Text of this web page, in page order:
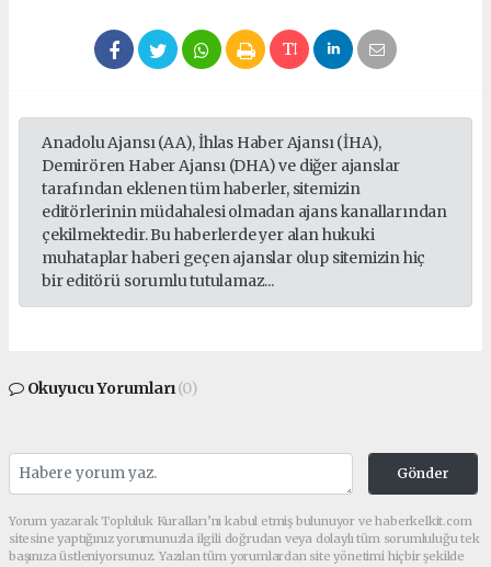
Anadolu Ajansı (AA), İhlas Haber Ajansı (İHA),
Demirören Haber Ajansı (DHA) ve diğer ajanslar
tarafından eklenen tüm haberler, sitemizin
editörlerinin müdahalesi olmadan ajans kanallarından
çekilmektedir. Bu haberlerde yer alan hukuki
muhataplar haberi geçen ajanslar olup sitemizin hiç
bir editörü sorumlu tutulamaz...
Okuyucu Yorumları(0)
Gönder
Yorum yazarak Topluluk Kuralları’nı kabul etmiş bulunuyor ve haberkelkit.com
sitesine yaptığınız yorumunuzla ilgili doğrudan veya dolaylı tüm sorumluluğu tek
başınıza üstleniyorsunuz. Yazılan tüm yorumlardan site yönetimi hiçbir şekilde